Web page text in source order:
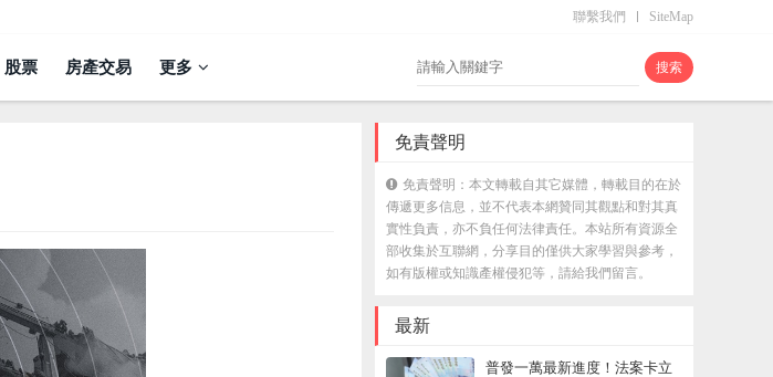
聯繫我們 SiteMap
股票 房產交易 更多
免責聲明
免責聲明：本文轉載自其它媒體，轉載目的在於
傳遞更多信息，並不代表本網贊同其觀點和對其真
實性負責，亦不負任何法律責任。本站所有資源全
部收集於互聯網，分享目的僅供大家學習與參考，
如有版權或知識產權侵犯等，請給我們留言。
最新
普發一萬最新進度！法案卡立